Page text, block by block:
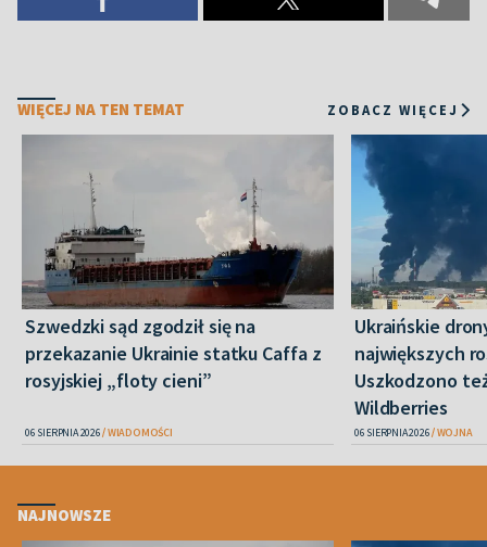
WIĘCEJ NA TEN TEMAT ZOBACZ WIĘCEJ
Szwedzki sąd zgodził się na
przekazanie Ukrainie statku Caffa z
rosyjskiej „floty cieni”
06 SIERPNIA 2026 WIADOMOŚCI
Ukraińskie
największych
Uszkodzono
Wildberries
06 SIERPNIA 2026 WOJNA
NAJNOWSZE